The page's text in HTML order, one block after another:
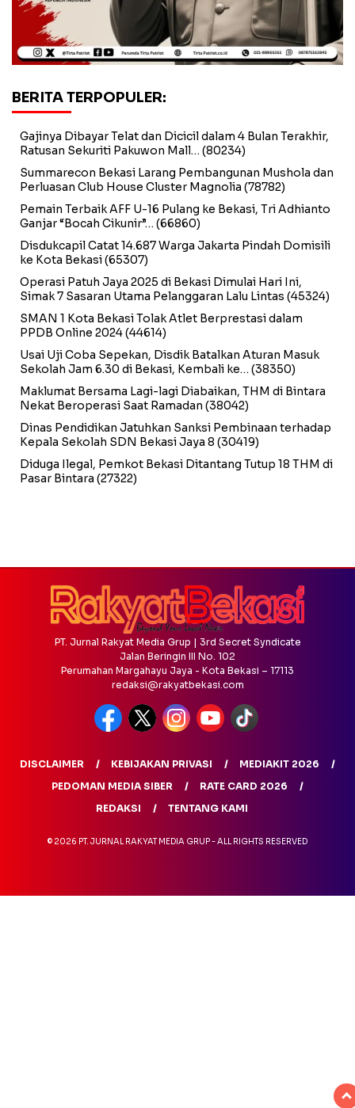
BERITA TERPOPULER:
Gajinya Dibayar Telat dan Dicicil dalam 4 Bulan Terakhir,
Ratusan Sekuriti Pakuwon Mall… (80234)
Summarecon Bekasi Larang Pembangunan Mushola dan
Perluasan Club House Cluster Magnolia (78782)
Pemain Terbaik AFF U-16 Pulang ke Bekasi, Tri Adhianto
Ganjar “Bocah Cikunir”… (66860)
Disdukcapil Catat 14.687 Warga Jakarta Pindah Domisili
ke Kota Bekasi(65307)
Operasi Patuh Jaya 2025 di Bekasi Dimulai Hari Ini,
Simak 7 Sasaran Utama Pelanggaran Lalu Lintas (45324)
SMAN 1 Kota Bekasi Tolak Atlet Berprestasi dalam
PPDB Online 2024(44614)
Usai Uji Coba Sepekan, Disdik Batalkan Aturan Masuk
Sekolah Jam 6.30 di Bekasi, Kembali ke… (38350)
Maklumat Bersama Lagi-lagi Diabaikan, THM di Bintara
Nekat Beroperasi Saat Ramadan (38042)
Dinas Pendidikan Jatuhkan Sanksi Pembinaan terhadap
Kepala Sekolah SDN Bekasi Jaya 8 (30419)
Diduga Ilegal, Pemkot Bekasi Ditantang Tutup 18 THM di
Pasar Bintara (27322)
PT. Jurnal Rakyat Media Grup | 3rd Secret Syndicate
Jalan Beringin III No. 102
Perumahan Margahayu Jaya - Kota Bekasi – 17113
redaksi@rakyatbekasi.com
DISCLAIMER KEBIJAKAN PRIVASI
MEDIAKIT 2026
PEDOMAN MEDIA SIBER
RATE CARD 2026
REDAKSI
TENTANG KAMI
© 2026 PT. JURNAL RAKYAT MEDIA GRUP - ALL RIGHTS RESERVED